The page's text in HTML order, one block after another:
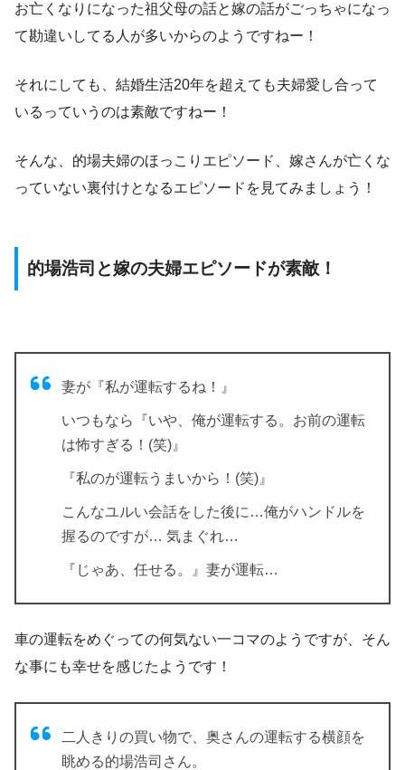
お亡くなりになった祖父母の話と嫁の話がごっちゃになっ
て勘違いしてる人が多いからのようですねー！
それにしても、結婚生活20年を超えても夫婦愛し合って
いるっていうのは素敵ですねー！
そんな、的場夫婦のほっこりエピソード、嫁さんが亡くな
っていない裏付けとなるエピソードを見てみましょう！
的場浩司と嫁の夫婦エピソードが素敵！
妻が『私が運転するね！』
いつもなら『いや、俺が運転する。お前の運転
は怖すぎる！(笑)』
『私のが運転うまいから！(笑)』
こんなユルい会話をした後に…俺がハンドルを
握るのですが… 気まぐれ…
『じゃあ、任せる。』妻が運転…
車の運転をめぐっての何気ない一コマのようですが、そん
な事にも幸せを感じたようです！
二人きりの買い物で、奥さんの運転する横顔を
眺める的場浩司さん。